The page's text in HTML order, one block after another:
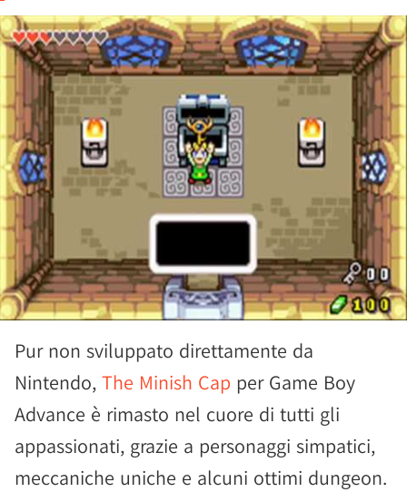
Pur non sviluppato direttamente da
Nintendo, The Minish Cap per Game Boy
Advance è rimasto nel cuore di tutti gli
appassionati, grazie a personaggi simpatici,
meccaniche uniche e alcuni ottimi dungeon.